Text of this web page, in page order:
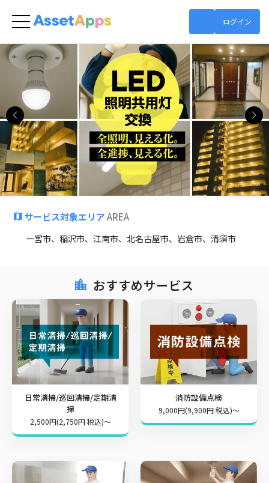
ログイン
ネットショップ
サービス対象エリアAREA
一宮市、稲沢市、江南市、北名古屋市、岩倉市、清須市
おすすめサービス
日常清掃/巡回清掃/定期清
掃
2,500円(2,750円 税込)～
消防設備点検
9,000円(9,900円 税込)～